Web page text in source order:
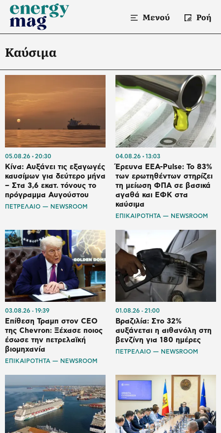
Μενού Ροή
Καύσιμα
05.08.26 20:30
Κίνα: Αυξάνει τις εξαγωγές
καυσίμων για δεύτερο μήνα
– Στα 3,6 εκατ. τόνους το
πρόγραμμα Αυγούστου
ΠΕΤΡΕΛΑΙΟ — NEWSROOM
04.08.26 13:03
Έρευνα ΕΕΑ-Pulse: Το 83%
των ερωτηθέντων στηρίζει
τη μείωση ΦΠΑ σε βασικά
αγαθά και ΕΦΚ στα
καύσιμα
ΕΠΙΚΑΙΡΟΤΗΤΑ — NEWSROOM
03.08.26 19:39
Επίθεση Τραμπ στον CEO
της Chevron: Ξέχασε ποιος
έσωσε την πετρελαϊκή
βιομηχανία
ΕΠΙΚΑΙΡΟΤΗΤΑ — NEWSROOM
01.08.26 21:00
Βραζιλία: Στο 32%
αυξάνεται η αιθανόλη στη
βενζίνη για 180 ημέρες
ΠΕΤΡΕΛΑΙΟ — NEWSROOM